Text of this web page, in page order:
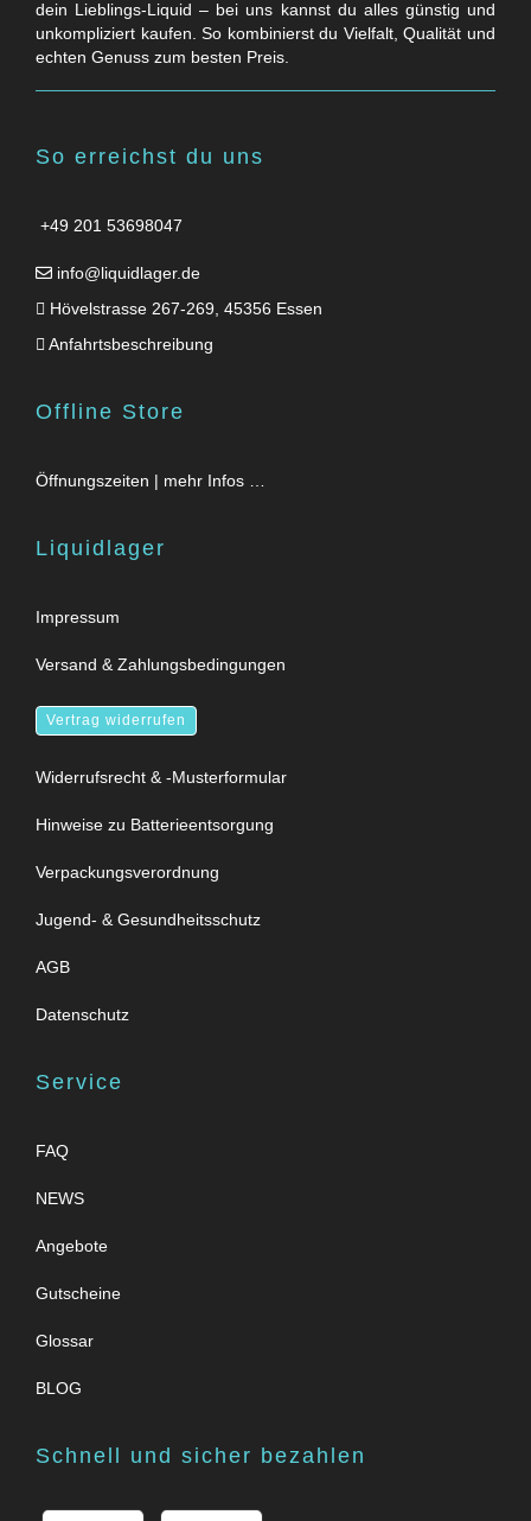
dein Lieblings-Liquid – bei uns kannst du alles günstig und
unkompliziert kaufen. So kombinierst du Vielfalt, Qualität und
echten Genuss zum besten Preis.
So erreichst du uns
+49 201 53698047
info@liquidlager.de
Hövelstrasse 267-269, 45356 Essen
Anfahrtsbeschreibung
Offline Store
Öffnungszeiten | mehr Infos …
Liquidlager
Impressum
Versand & Zahlungsbedingungen
Vertrag widerrufen
Widerrufsrecht & -Musterformular
Hinweise zu Batterieentsorgung
Verpackungsverordnung
Jugend- & Gesundheitsschutz
AGB
Datenschutz
Service
FAQ
NEWS
Angebote
Gutscheine
Glossar
BLOG
Schnell und sicher bezahlen